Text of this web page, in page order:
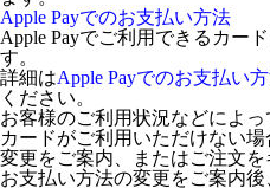
Apple Payでのお支払い方法
Apple Payでご利用できるカー
す。
詳細はApple Payでのお支払い
ください。
お客様のご利用状況などによっ
カードがご利用いただけない
変更をご案内、またはご注文を
お支払い方法の変更をご案内